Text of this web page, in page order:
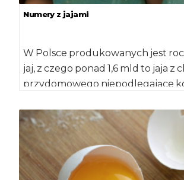
Numery z jajami
W Polsce produkowanych jest
jaj, z czego ponad 1,6 mld to jaja z
przydomowego niepodlegające